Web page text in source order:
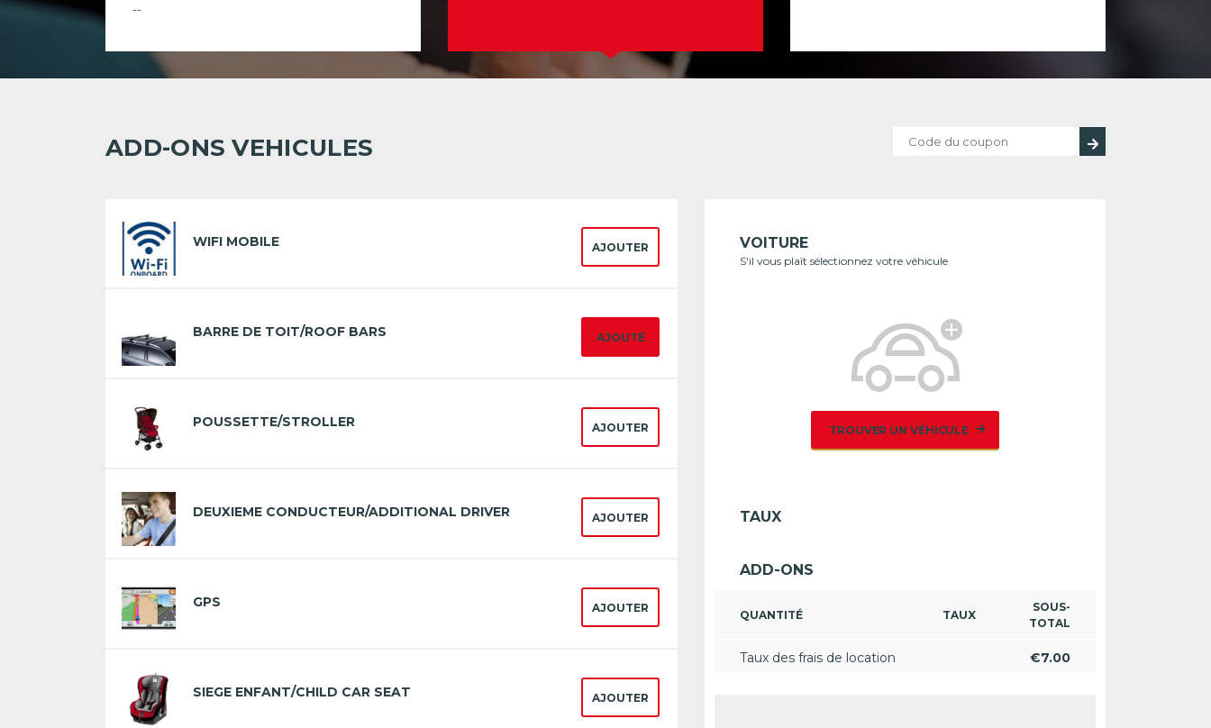
--
ADD-ONS VEHICULES
WIFI MOBILE AJOUTER
BARRE DE TOIT/ROOF BARS AJOUTÉ
POUSSETTE/STROLLER AJOUTER
DEUXIEME CONDUCTEUR/ADDITIONAL DRIVER AJOUTER
GPS AJOUTER
SIEGE ENFANT/CHILD CAR SEAT AJOUTER
VOITURE
S'il vous plaît sélectionnez votre véhicule
TROUVER UN VÉHICULE
TAUX
ADD-ONS
QUANTITÉ TAUX
SOUS-
TOTAL
Taux des frais de location €7.00